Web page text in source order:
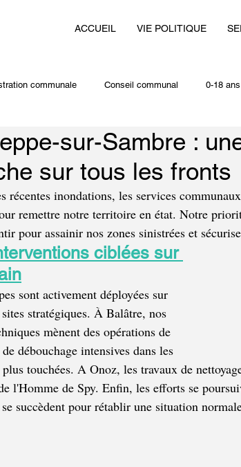
ACCUEIL VIE POLITIQUE
communale Conseil communal 0-18
Offres d'emploi Autres actualités
sur-Sambre :
sur tous les fronts
récentes inondations, les services
remettre notre territoire en état. Notre
pour assainir nos zones sinistrées et
ciblées sur
sont activement déployées sur
stratégiques. À Balâtre, nos
mènent des opérations de
débouchage intensives dans les
plus touchées. A Onoz, les travaux de
l'Homme de Spy. Enfin, les efforts se
succèdent pour rétablir une situation